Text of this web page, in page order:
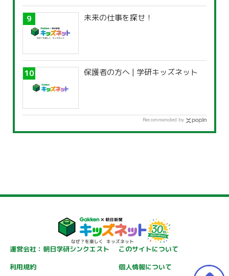
未来の仕事を探せ！
保護者の方へ | 学研キッズネット
Recommended by
運営会社：朝日学研シンクエスト
このサイトについて
利用規約
個人情報について